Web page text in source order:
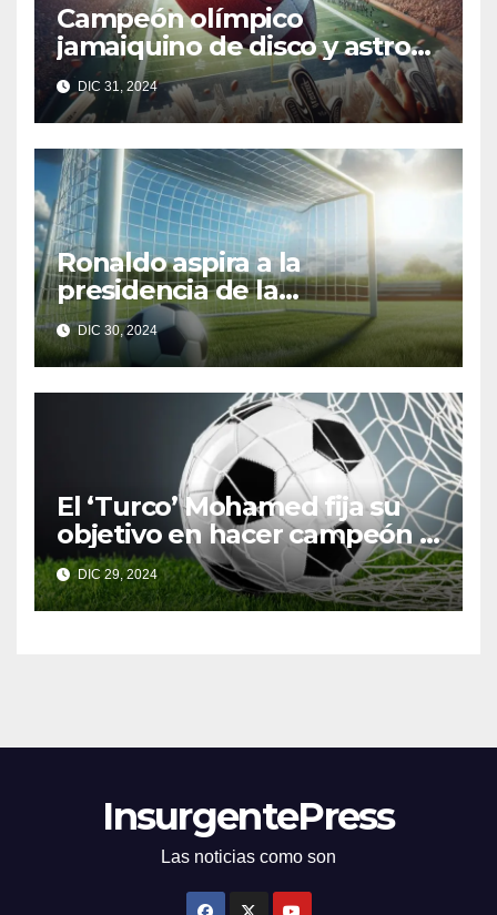
Campeón olímpico
jamaiquino de disco y astro
australiano de rugby buscan
entrar en la NFL
DIC 31, 2024
Ronaldo aspira a la
presidencia de la
Confederación Brasileña de
Fútbol
DIC 30, 2024
El ‘Turco’ Mohamed fija su
objetivo en hacer campeón a
Toluca
DIC 29, 2024
InsurgentePress
Las noticias como son